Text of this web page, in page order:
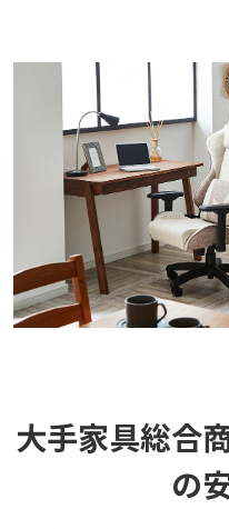
大手家具総合
の